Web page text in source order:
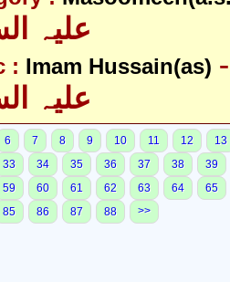
: Imam Hussain(as)
علیہ
6 7 8 9 10 11 12
13
33 34 35 36 37 38
39
59 60 61 62 63 64
65
85 86 87 88 >>